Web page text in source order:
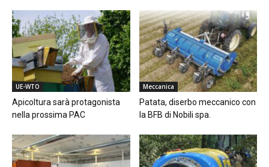
UE-WTO
Apicoltura sarà protagonista
nella prossima PAC
Meccanica
Patata, diserbo meccanico con
la BFB di Nobili spa.